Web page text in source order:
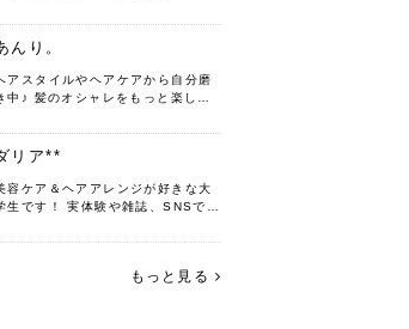
んり。
アスタイルやヘアケアから自分磨
中♪ 髪のオシャレをもっと楽しめ
役立つ情報をお届けできるように
張ります！よろしくお願いしま
リア**
容ケア＆ヘアアレンジが好きな大
生です！ 実体験や雑誌、SNSで知
。 これからよろしくお願いします
もっと見る